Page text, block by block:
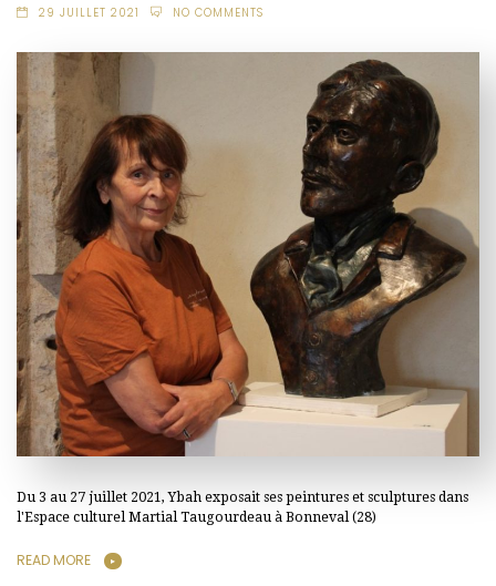
29 JUILLET 2021 NO COMMENTS
Du 3 au 27 juillet 2021, Ybah exposait ses peintures et sculptures dans
l'Espace culturel Martial Taugourdeau à Bonneval (28)
READ MORE